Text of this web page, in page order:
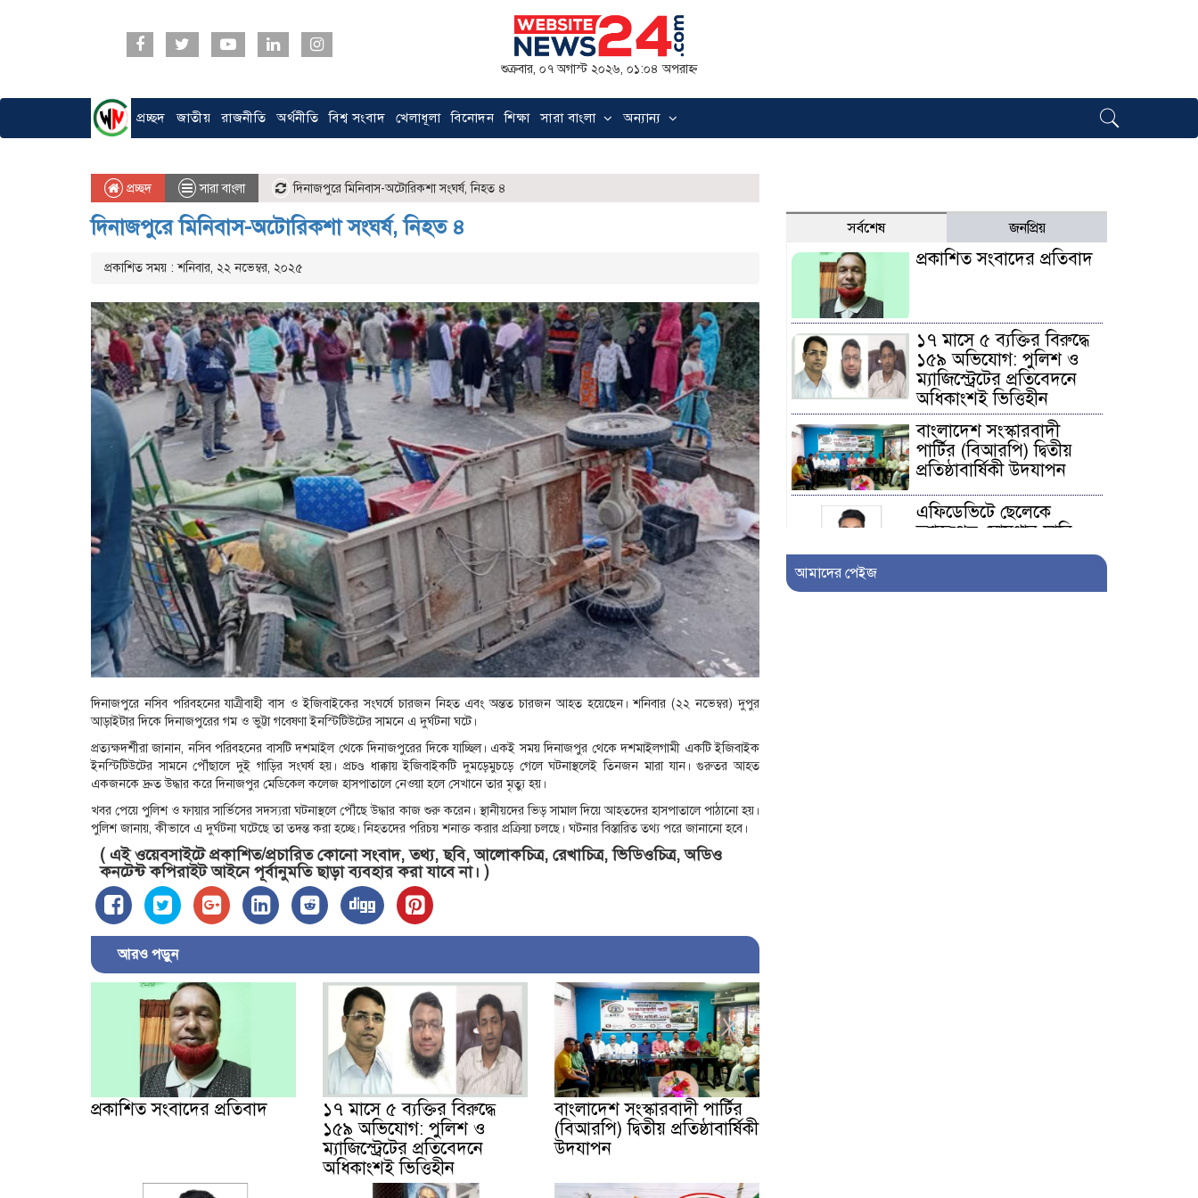
শুক্রবার, ০৭ অগাস্ট ২০২৬, ০১:০৪ অপরাহ্ন
প্রচ্ছদ জাতীয় রাজনীতি অর্থনীতি বিশ্ব সংবাদ খেলাধূলা বিনোদন শিক্ষা সারা বাংলা অন্যান্য
প্রচ্ছদ সারা বাংলা দিনাজপুরে মিনিবাস-অটোরিকশা সংঘর্ষ, নিহত ৪
দিনাজপুরে মিনিবাস-অটোরিকশা সংঘর্ষ, নিহত ৪
প্রকাশিত সময় : শনিবার, ২২ নভেম্বর, ২০২৫
দিনাজপুরে নসিব পরিবহনের যাত্রীবাহী বাস ও ইজিবাইকের সংঘর্ষে চারজন নিহত এবং অন্তত চারজন আহত হয়েছেন। শনিবার (২২ নভেম্বর) দুপুর
আড়াইটার দিকে দিনাজপুরের গম ও ভুট্টা গবেষণা ইনস্টিটিউটের সামনে এ দুর্ঘটনা ঘটে।
প্রত্যক্ষদর্শীরা জানান, নসিব পরিবহনের বাসটি দশমাইল থেকে দিনাজপুরের দিকে যাচ্ছিল। একই সময় দিনাজপুর থেকে দশমাইলগামী একটি ইজিবাইক
ইনস্টিটিউটের সামনে পৌঁছালে দুই গাড়ির সংঘর্ষ হয়। প্রচণ্ড ধাক্কায় ইজিবাইকটি দুমড়েমুচড়ে গেলে ঘটনাস্থলেই তিনজন মারা যান। গুরুতর আহত
একজনকে দ্রুত উদ্ধার করে দিনাজপুর মেডিকেল কলেজ হাসপাতালে নেওয়া হলে সেখানে তার মৃত্যু হয়।
খবর পেয়ে পুলিশ ও ফায়ার সার্ভিসের সদস্যরা ঘটনাস্থলে পৌঁছে উদ্ধার কাজ শুরু করেন। স্থানীয়দের ভিড় সামাল দিয়ে আহতদের হাসপাতালে পাঠানো হয়।
পুলিশ জানায়, কীভাবে এ দুর্ঘটনা ঘটেছে তা তদন্ত করা হচ্ছে। নিহতদের পরিচয় শনাক্ত করার প্রক্রিয়া চলছে। ঘটনার বিস্তারিত তথ্য পরে জানানো হবে।
( এই ওয়েবসাইটে প্রকাশিত/প্রচারিত কোনো সংবাদ, তথ্য, ছবি, আলোকচিত্র, রেখাচিত্র, ভিডিওচিত্র, অডিও
কনটেন্ট কপিরাইট আইনে পূর্বানুমতি ছাড়া ব্যবহার করা যাবে না। )
আরও পড়ুন
প্রকাশিত সংবাদের প্রতিবাদ
১৭ মাসে ৫ ব্যক্তির বিরুদ্ধে
১৫৯ অভিযোগ: পুলিশ ও
ম্যাজিস্ট্রেটের প্রতিবেদনে
অধিকাংশই ভিত্তিহীন
বাংলাদেশ সংস্কারবাদী পার্টির
(বিআরপি) দ্বিতীয় প্রতিষ্ঠাবার্ষিকী
উদযাপন
সর্বশেষ জনপ্রিয়
প্রকাশিত সংবাদের প্রতিবাদ
১৭ মাসে ৫ ব্যক্তির বিরুদ্ধে
১৫৯ অভিযোগ: পুলিশ ও
ম্যাজিস্ট্রেটের প্রতিবেদনে
অধিকাংশই ভিত্তিহীন
বাংলাদেশ সংস্কারবাদী
পার্টির (বিআরপি) দ্বিতীয়
প্রতিষ্ঠাবার্ষিকী উদযাপন
এফিডেভিটে ছেলেকে
ত্যাজ্যপুত্র ঘোষণার দাবি,
আলোচনায় খিলক্ষেতের
আমাদের পেইজ